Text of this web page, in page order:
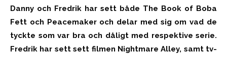
Danny och Fredrik har sett både The Book of Boba
Fett och Peacemaker och delar med sig om vad de
tyckte som var bra och dåligt med respektive serie.
Fredrik har sett sett filmen Nightmare Alley, samt tv-